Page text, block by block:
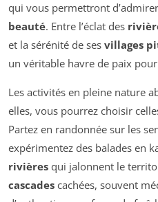
qui vous permettront
beauté. Entre l’éclat des
et la sérénité de ses villages
un véritable havre de paix
Les activités en pleine nature
elles, vous pourrez choisir
Partez en randonnée sur les
expérimentez des balades en
rivières qui jalonnent le
cascades cachées, souvent